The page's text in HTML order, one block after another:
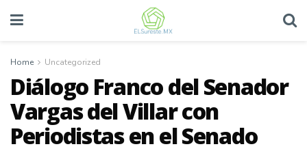
Home Uncategorized
Diálogo Franco del Senador
Vargas del Villar con
Periodistas en el Senado